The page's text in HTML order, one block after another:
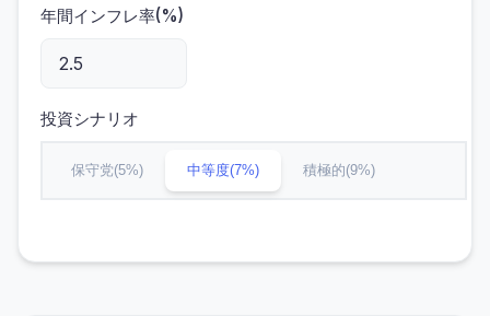
年間インフレ率(%)
投資シナリオ
保守党(5%) 中等度(7%) 積極的(9%)